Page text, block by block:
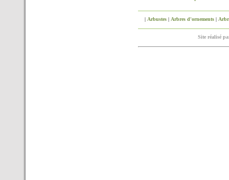
| Arbustes| Arbres d'ornements|
Site réalisé